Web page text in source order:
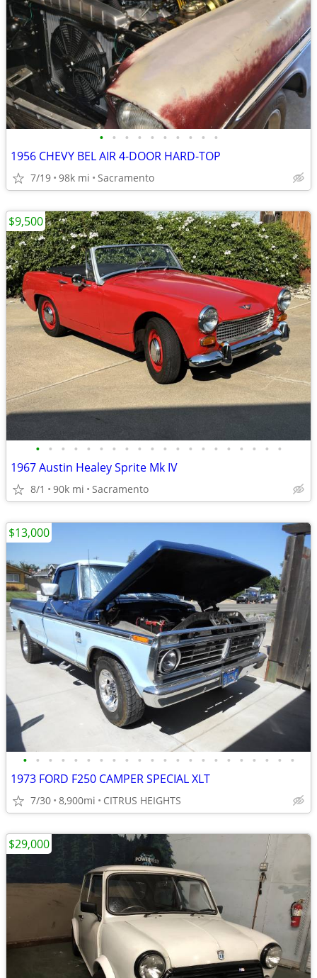
• • • • • • • • • •
1956 CHEVY BEL AIR 4-DOOR HARD-TOP
7/19 98k mi Sacramento
• • • • • • • • • • • • • • • • • • • •
1967 Austin Healey Sprite Mk IV
8/1 90k mi Sacramento
$9,500
• • • • • • • • • • • • • • • • • • • • • •
1973 FORD F250 CAMPER SPECIAL XLT
7/30 8,900mi CITRUS HEIGHTS
$13,000
$29,000